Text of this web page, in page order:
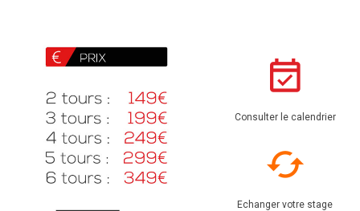
Consulter le calendrier
Echanger votre stage